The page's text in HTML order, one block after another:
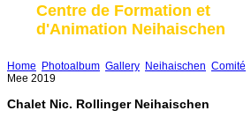
Centre de Formation et
d'Animation Neihaischen
Home Photoalbum Gallery Neihaischen Comité
Mee 2019
Chalet Nic. Rollinger Neihaischen